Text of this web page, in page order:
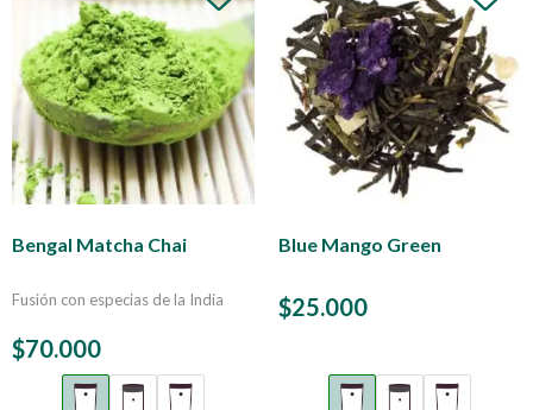
Bengal Matcha Chai
Fusión con especias de la India
$70.000
Blue Mango Green
$25.000